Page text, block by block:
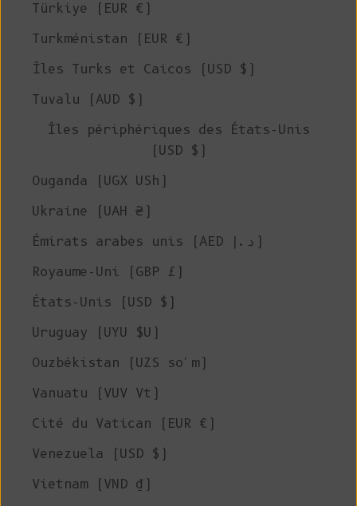
Türkiye (EUR €)
Turkménistan (EUR €)
Îles Turks et Caicos (USD $)
Tuvalu (AUD $)
Îles périphériques des États-Unis
(USD $)
Ouganda (UGX USh)
Ukraine (UAH ₴)
Émirats arabes unis (AED د.إ)
Royaume-Uni (GBP £)
États-Unis (USD $)
Uruguay (UYU $U)
Ouzbékistan (UZS so'm)
Vanuatu (VUV Vt)
Cité du Vatican (EUR €)
Venezuela (USD $)
Vietnam (VND ₫)